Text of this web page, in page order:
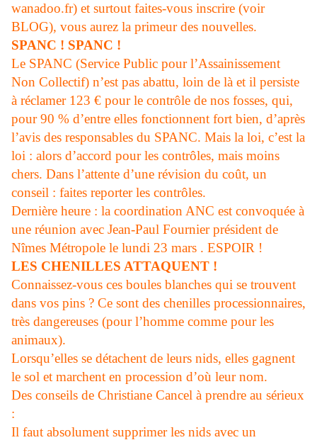
wanadoo.fr) et surtout faites-vous inscrire (voir
BLOG), vous aurez la primeur des nouvelles.
SPANC ! SPANC !
Le SPANC (Service Public pour l’Assainissement
Non Collectif) n’est pas abattu, loin de là et il persiste
à réclamer 123 € pour le contrôle de nos fosses, qui,
pour 90 % d’entre elles fonctionnent fort bien, d’après
l’avis des responsables du SPANC. Mais la loi, c’est la
loi : alors d’accord pour les contrôles, mais moins
chers. Dans l’attente d’une révision du coût, un
conseil : faites reporter les contrôles.
Dernière heure : la coordination ANC est convoquée à
une réunion avec Jean-Paul Fournier président de
Nîmes Métropole le lundi 23 mars . ESPOIR !
LES CHENILLES ATTAQUENT !
Connaissez-vous ces boules blanches qui se trouvent
dans vos pins ? Ce sont des chenilles processionnaires,
très dangereuses (pour l’homme comme pour les
animaux).
Lorsqu’elles se détachent de leurs nids, elles gagnent
le sol et marchent en procession d’où leur nom.
Des conseils de Christiane Cancel à prendre au sérieux
:
Il faut absolument supprimer les nids avec un